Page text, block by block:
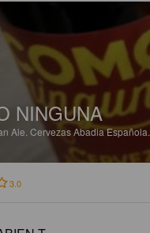
NINGUNA
Ale. Cervezas Abadia Española.
3.0